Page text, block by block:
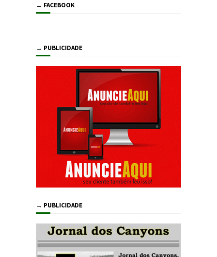
→ FACEBOOK
→ PUBLICIDADE
→ PUBLICIDADE